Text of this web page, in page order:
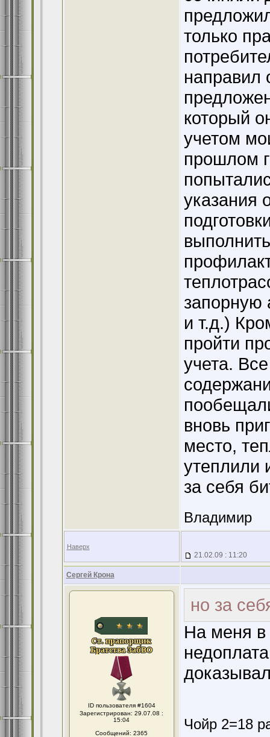
только
направил
который
учетом
прошлом
указания
запорную
и т.д.)
пройти
учета.
вновь
место,
утеплили
за себя
Владимир
Наверх
21.02.09 : 11:20
Сергей Крона
ID пользователя #1604
Зарегистрирован: 29.07.08 :
15:04
Сообщений: 2365
но за
На меня в
Чойр 2=18